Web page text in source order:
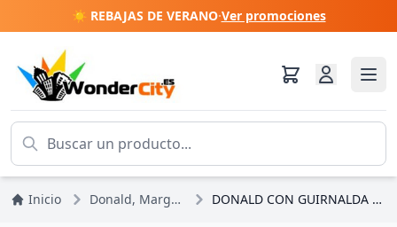
☀️ REBAJAS DE VERANO·Ver promociones
Inicio Donald, Margarita, Scrooge DONALD CON GUIRNALDA - DISNEY TRADITIONS